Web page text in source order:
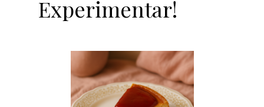
Experimentar!